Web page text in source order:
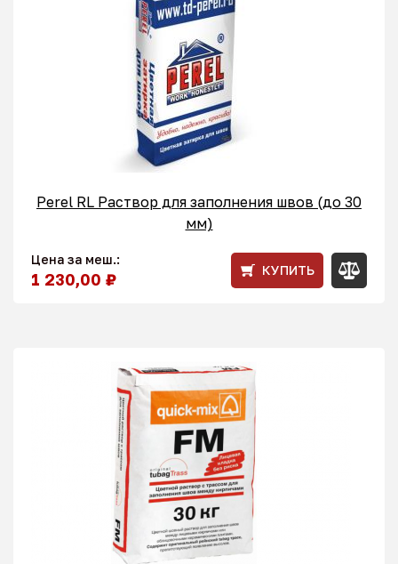
Perel RL Раствор для заполнения швов (до 30
мм)
Цена за меш.:
1 230,00 ₽ КУПИТЬ